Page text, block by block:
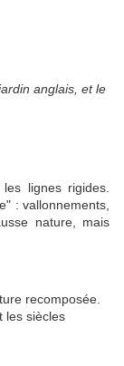
anglais, et le
lignes rigides.
: vallonnements,
nature, mais
recomposée.
les siècles